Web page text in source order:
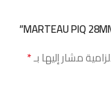
مشار إليها بـ*